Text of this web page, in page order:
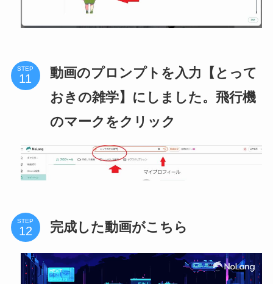
STEP
動画のプロンプトを入力【とって
おきの雑学】にしました。飛行機
のマークをクリック
STEP 完成した動画がこちら